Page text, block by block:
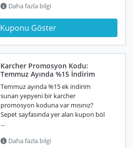
Daha fazla bilgi
Kuponu Göster
Karcher Promosyon Kodu:
Temmuz Ayında %15 İndirim
Temmuz ayında %15 ek indirim
sunan yepyeni bir karcher
promosyon koduna var mısınız?
Sepet sayfasında yer alan kupon böl
...
Daha fazla bilgi